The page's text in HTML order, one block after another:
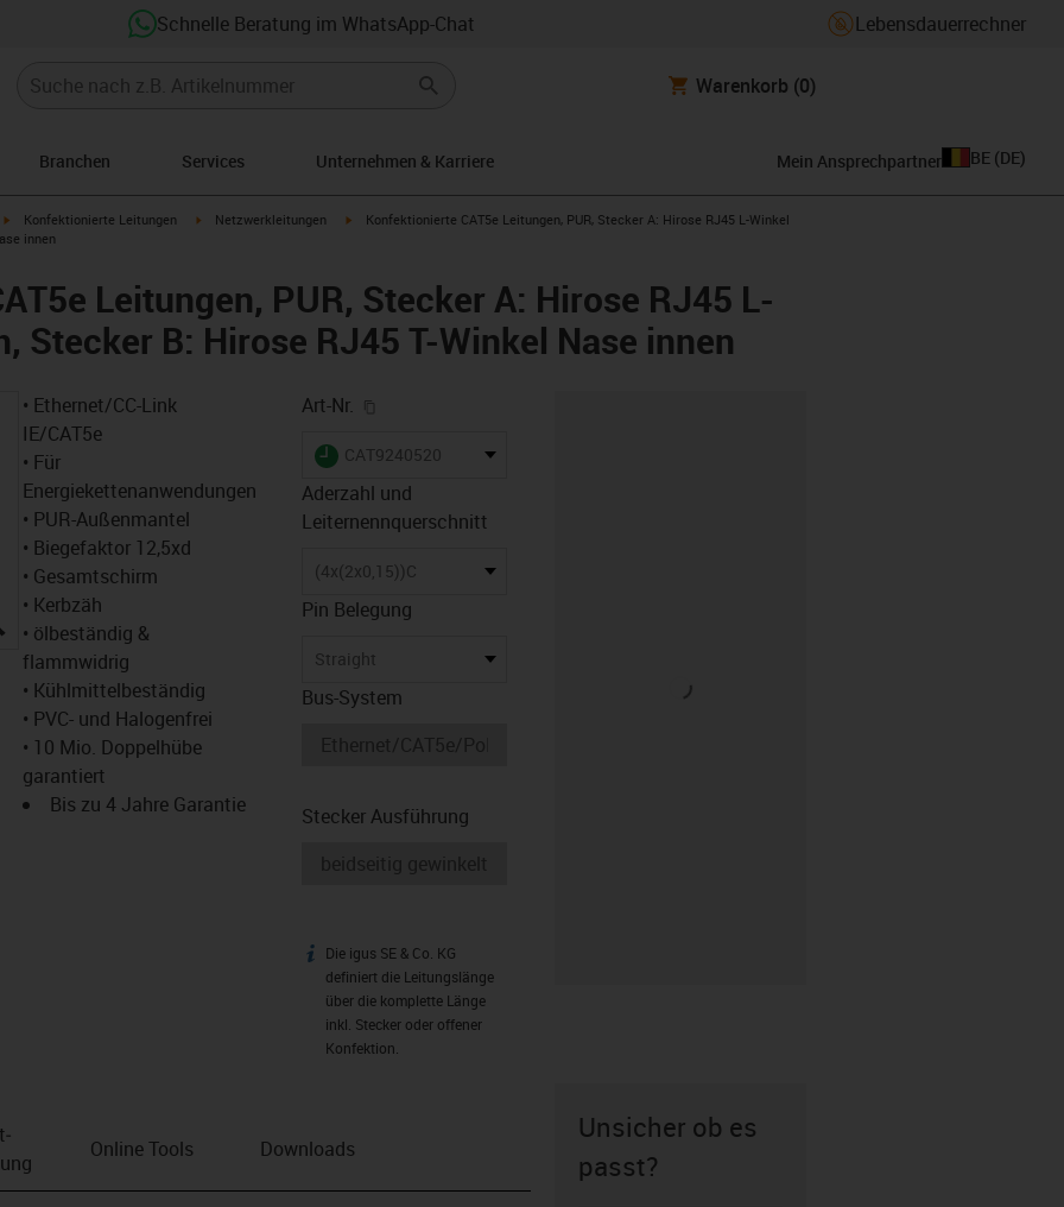
Schnelle Beratung im WhatsApp-Chat Lebensdauerrechner
Warenkorb (0)
Branchen Services Unternehmen & Karriere Mein Ansprechpartner BE (DE)
igus-icon-arrow-right
Konfektionierte Leitungen igus-icon-arrow-right
Netzwerkleitungen igus-icon-arrow-right
Konfektionierte CAT5e Leitungen, PUR, Stecker A: Hirose RJ45 L-Winkel
innen
Leitungen, PUR, Stecker A: Hirose RJ45 L-
Stecker B: Hirose RJ45 T-Winkel Nase innen
igus-icon-lupe
• Ethernet/CC-Link
IE/CAT5e
• Für
Energiekettenanwendungen
• PUR-Außenmantel
• Biegefaktor 12,5xd
• Gesamtschirm
• Kerbzäh
• ölbeständig &
flammwidrig
• Kühlmittelbeständig
• PVC- und Halogenfrei
• 10 Mio. Doppelhübe
garantiert
Bis zu 4 Jahre Garantie
Art-Nr.
igus-icon-lieferzeit
CAT9240520
Aderzahl und
Leiternennquerschnitt
(4x(2x0,15))C
Pin Belegung
Straight
Bus-System
Stecker Ausführung
igus-icon-info
Die igus SE & Co. KG
definiert die Leitungslänge
über die komplette Länge
inkl. Stecker oder offener
Konfektion.
Online Tools Downloads
Unsicher ob es
passt?